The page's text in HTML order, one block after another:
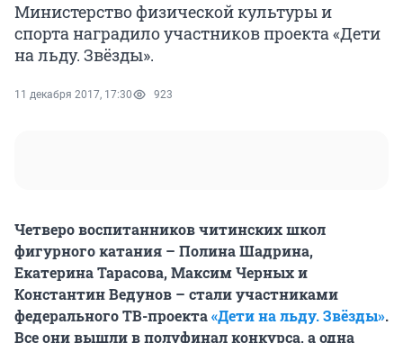
Министерство физической культуры и
спорта наградило участников проекта «Дети
на льду. Звёзды».
11 декабря 2017, 17:30 923
Четверо воспитанников читинских школ
фигурного катания – Полина Шадрина,
Екатерина Тарасова, Максим Черных и
Константин Ведунов – стали участниками
федерального ТВ-проекта«Дети на льду. Звёзды».
Все они вышли в полуфинал конкурса, а одна